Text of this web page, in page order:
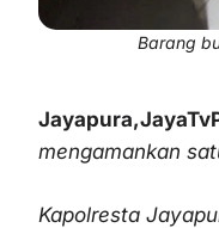
Barang
mengamankan
Kapolresta